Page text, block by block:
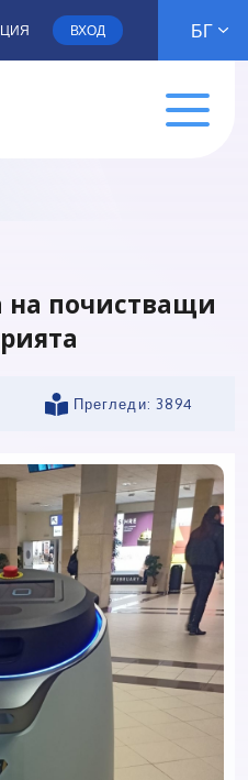
ВХОД БГ
почистващи
Прегледи: 3894